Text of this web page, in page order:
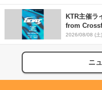
KTR主催ラ
from
2026/08/08 (土)
ニ